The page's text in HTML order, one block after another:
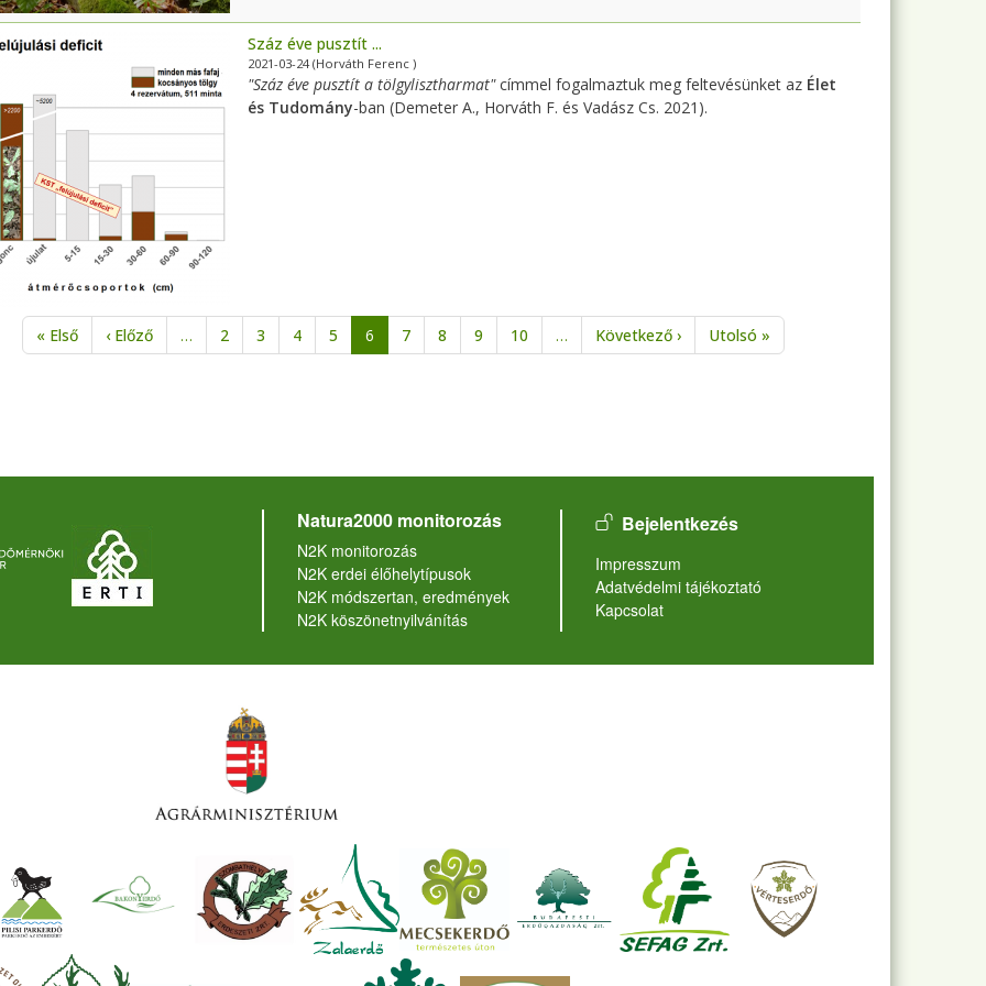
Száz éve pusztít ...
2021-03-24(Horváth Ferenc )
"Száz éve pusztít a tölgylisztharmat"címmel fogalmaztuk meg feltevésünket az Élet
és Tudomány-ban (Demeter A., Horváth F. és Vadász Cs. 2021).
« ElsőElső oldal
‹ ElőzőElőző oldal
… 2 3 4 5 6 7 8 9 10 … Következő ›Következő oldal
Utolsó »
Natura2000 monitorozás
N2K monitorozás
N2K erdei élőhelytípusok
N2K módszertan, eredmények
N2K köszönetnyilvánítás
User account menu
Bejelentkezés
Lábléc
Impresszum
Adatvédelmi tájékoztató
Kapcsolat